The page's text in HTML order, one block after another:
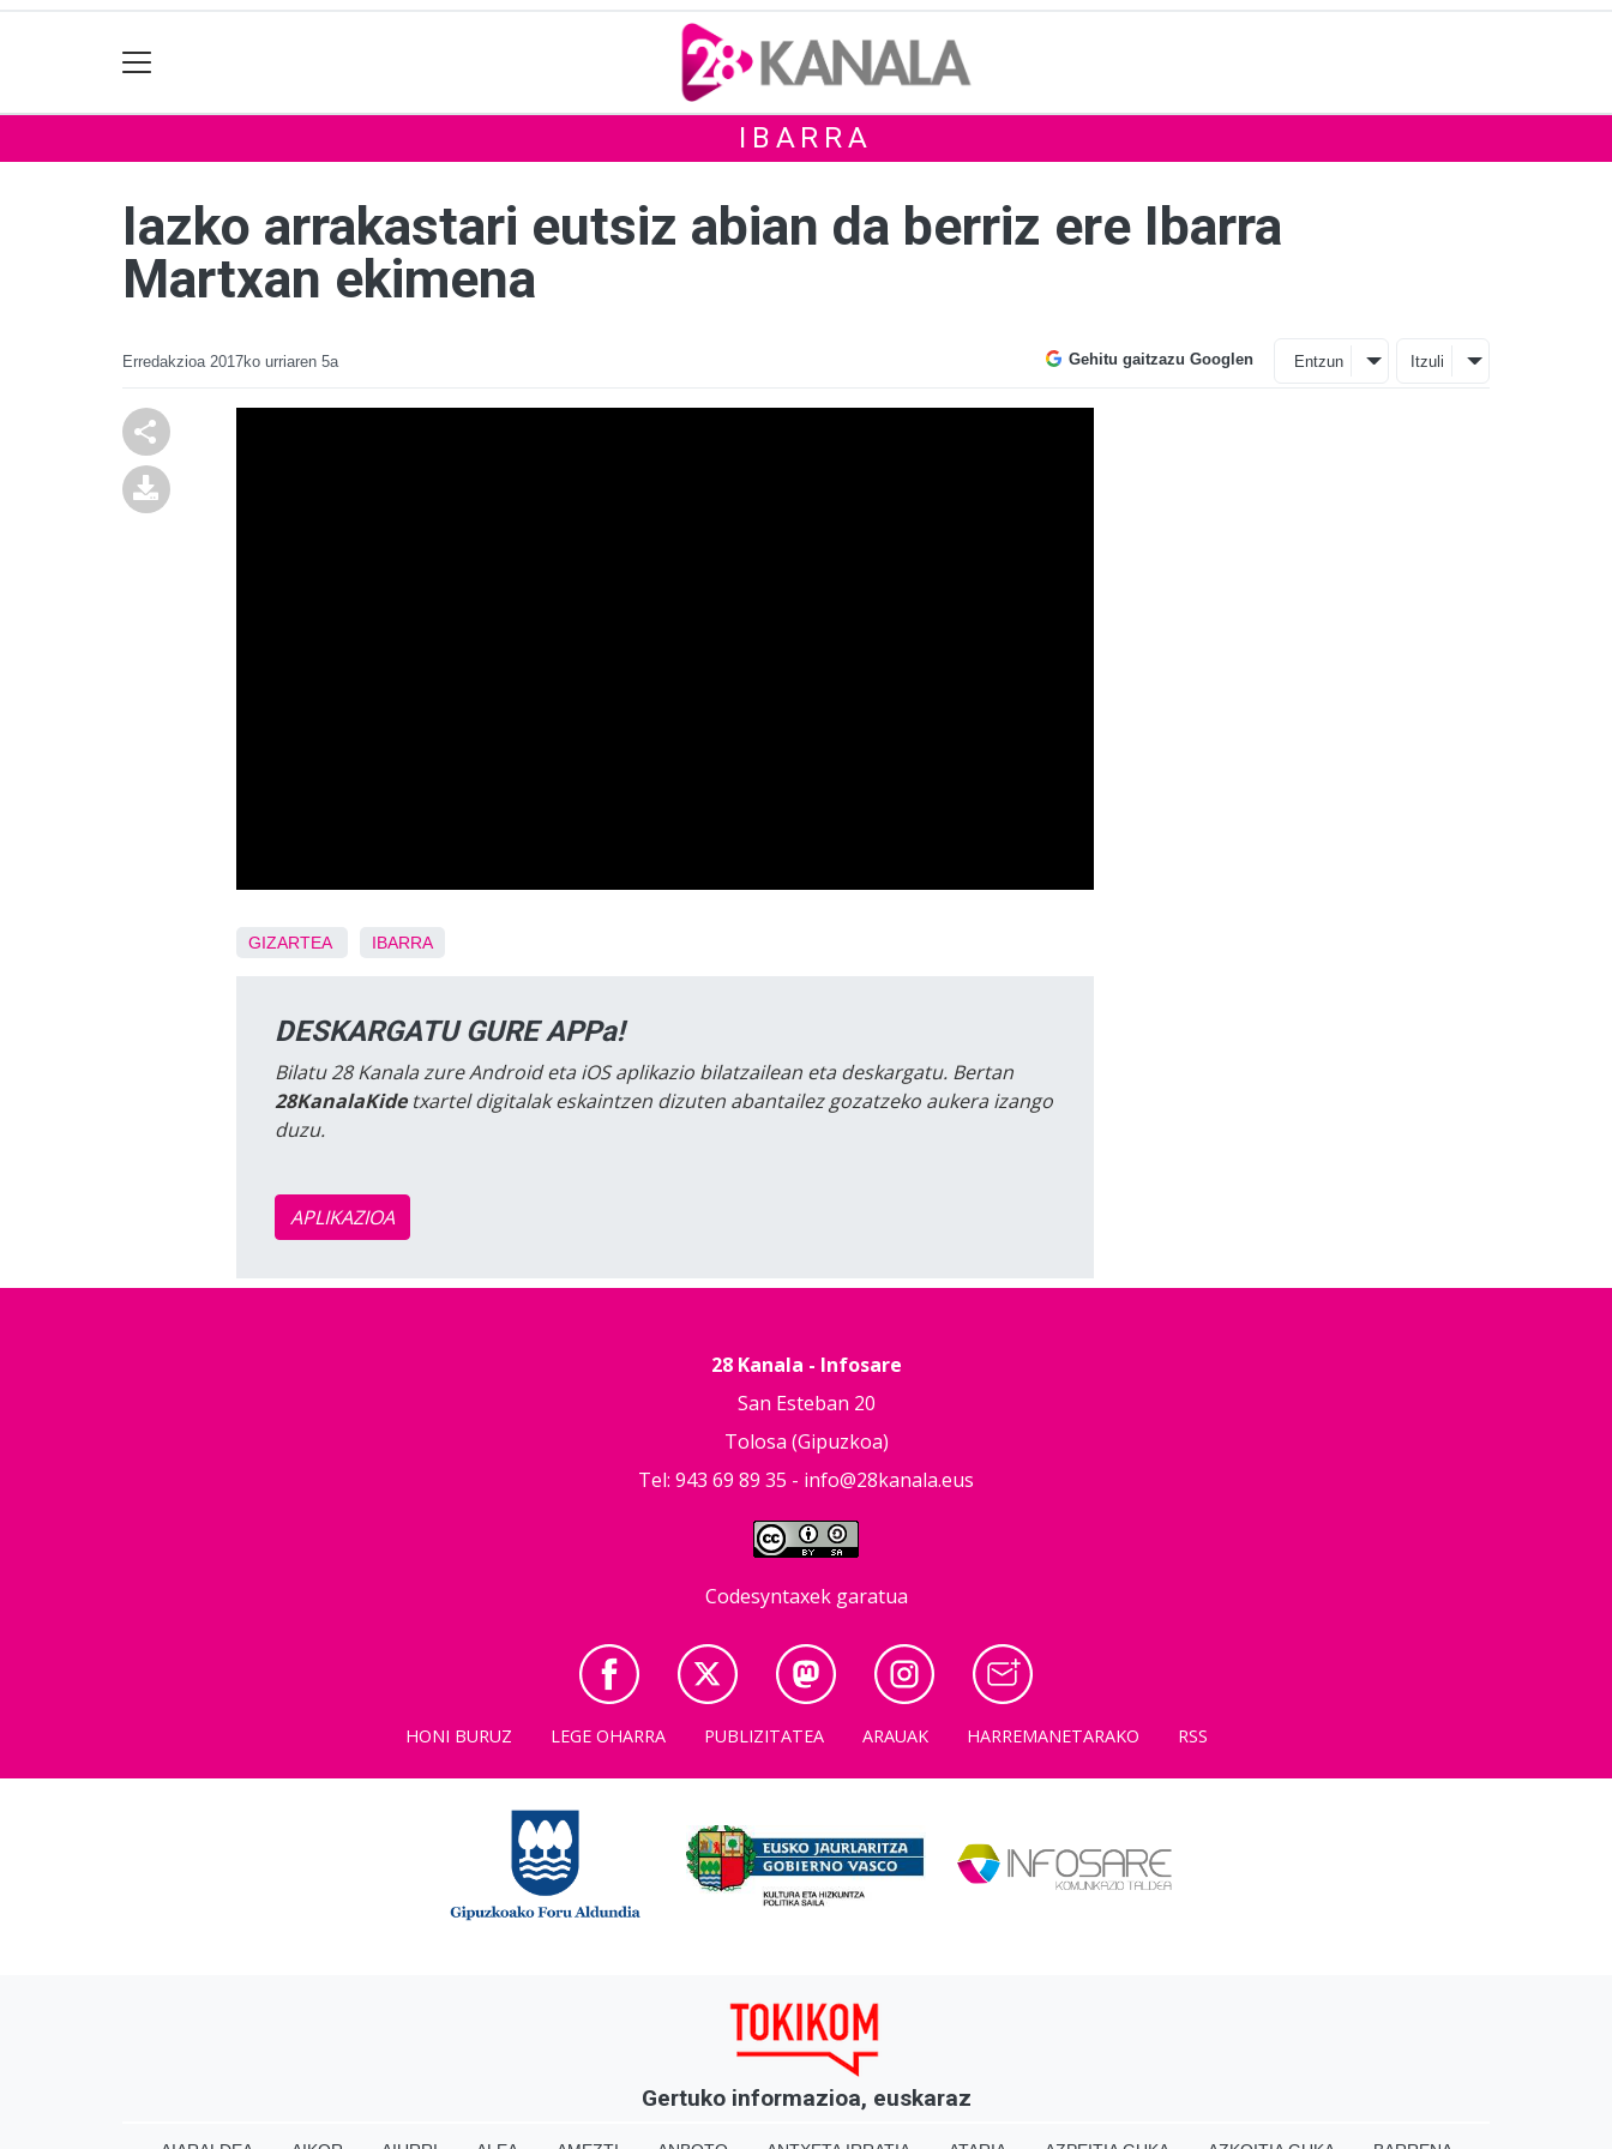
IBARRA
Iazko arrakastari eutsiz abian da berriz ere Ibarra
Martxan ekimena
Erredakzioa 2017ko urriaren 5a Gehitu gaitzazu Googlen Entzun Itzuli
GIZARTEA IBARRA
DESKARGATU GURE APPa!
Bilatu 28 Kanala zure Android eta iOS aplikazio bilatzailean eta deskargatu. Bertan
28KanalaKidetxartel digitalak eskaintzen dizuten abantailez gozatzeko aukera izango
duzu.
APLIKAZIOA
28 Kanala - Infosare
San Esteban 20
Tolosa (Gipuzkoa)
Tel: 943 69 89 35 - info@28kanala.eus
Codesyntaxek garatua
HONI BURUZ LEGE OHARRA PUBLIZITATEA ARAUAK HARREMANETARAKO RSS
Gertuko informazioa, euskaraz